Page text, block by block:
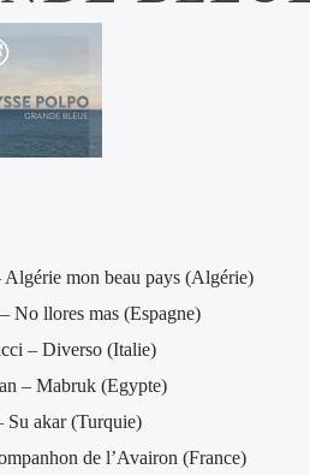
Algérie mon beau pays (Algérie)
No llores mas (Espagne)
– Diverso (Italie)
– Mabruk (Egypte)
Su akar (Turquie)
de l’Avairon (France)